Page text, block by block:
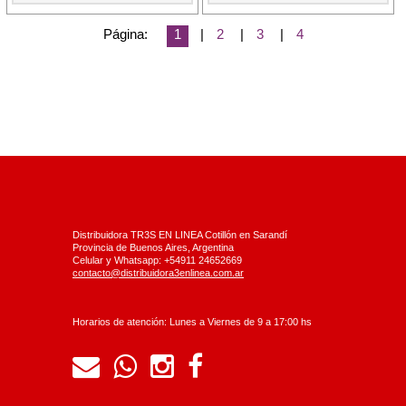
Página: 1 | 2 | 3 | 4
Distribuidora TR3S EN LINEA Cotillón en Sarandí
Provincia de Buenos Aires, Argentina
Celular y Whatsapp: +54911 24652669
contacto@distribuidora3enlinea.com.ar
Horarios de atención: Lunes a Viernes de 9 a 17:00 hs